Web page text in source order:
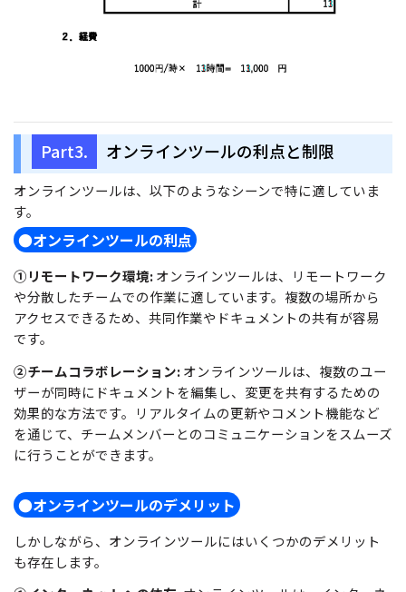
Part3. オンラインツールの利点と制限
オンラインツールは、以下のようなシーンで特に適していま
す。
●オンラインツールの利点
①リモートワーク環境:オンラインツールは、リモートワーク
や分散したチームでの作業に適しています。複数の場所から
アクセスできるため、共同作業やドキュメントの共有が容易
です。
②チームコラボレーション:オンラインツールは、複数のユー
ザーが同時にドキュメントを編集し、変更を共有するための
効果的な方法です。リアルタイムの更新やコメント機能など
を通じて、チームメンバーとのコミュニケーションをスムーズ
に行うことができます。
●オンラインツールのデメリット
しかしながら、オンラインツールにはいくつかのデメリット
も存在します。